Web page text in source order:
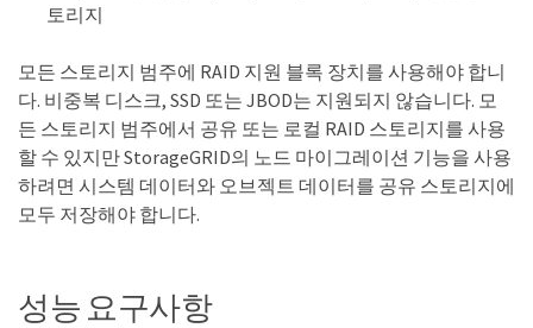
토리지
모든 스토리지 범주에 RAID 지원 블록 장치를 사용해야 합니
다. 비중복 디스크, SSD 또는 JBOD는 지원되지 않습니다. 모
든 스토리지 범주에서 공유 또는 로컬 RAID 스토리지를 사용
할 수 있지만 StorageGRID의 노드 마이그레이션 기능을 사용
하려면 시스템 데이터와 오브젝트 데이터를 공유 스토리지에
모두 저장해야 합니다.
성능 요구사항